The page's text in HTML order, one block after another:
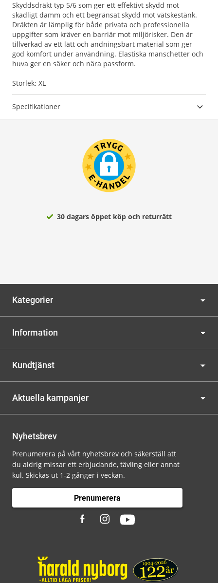
Skyddsdräkt typ 5/6 som ger ett effektivt skydd mot
skadligt damm och ett begränsat skydd mot vätskestänk.
Dräkten är lämplig för både privata och professionella
uppgifter som kräver en barriär mot miljörisker. Den är
tillverkad av ett lätt och andningsbart material som ger
god komfort under användning. Elastiska manschetter och
huva ger en säker och nära passform.
Storlek: XL
Specifikationer
30 dagars öppet köp och returrätt
Kategorier
Information
Kundtjänst
Aktuella kampanjer
Nyhetsbrev
Prenumerera på vårt nyhetsbrev och säkerställ att
du aldrig missar ett erbjudande, tävling eller annat
kul. Skickas ut 1-2 gånger i veckan.
Prenumerera